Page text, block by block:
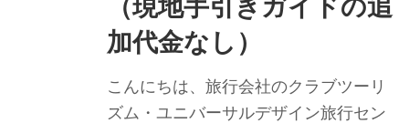
（現地手引きガイドの追
加代金なし）
こんにちは、旅行会社のクラブツーリ
ズム・ユニバーサルデザイン旅行セン